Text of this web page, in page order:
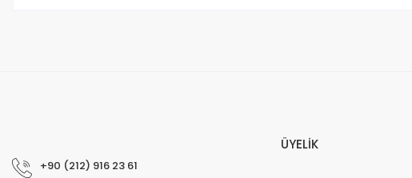
+90 (212) 916 23 61
ÜYELİK